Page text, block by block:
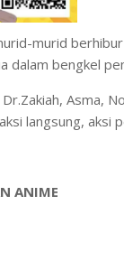
murid
dalam bengkel
Asma,
langsung, aksi
ANIME